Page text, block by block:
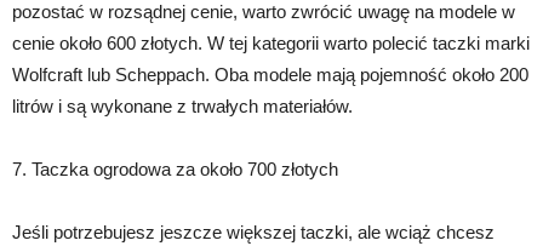
pozostać w rozsądnej cenie, warto zwrócić uwagę na modele w
cenie około 600 złotych. W tej kategorii warto polecić taczki marki
Wolfcraft lub Scheppach. Oba modele mają pojemność około 200
litrów i są wykonane z trwałych materiałów.
7. Taczka ogrodowa za około 700 złotych
Jeśli potrzebujesz jeszcze większej taczki, ale wciąż chcesz